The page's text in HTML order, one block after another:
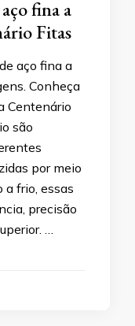
fina a
Fitas
aço fina a
Conheça
Centenário
são
por meio
a frio, essas
precisão
…